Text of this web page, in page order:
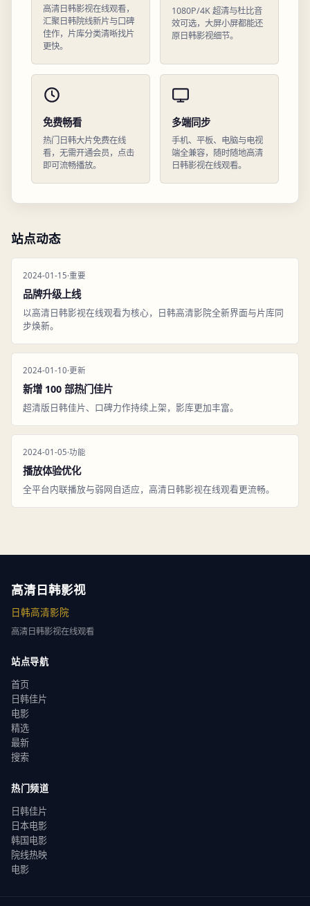
高清日韩影视在线观看，
汇聚日韩院线新片与口碑
佳作，片库分类清晰找片
更快。
1080P/4K 超清与杜比音
效可选，大屏小屏都能还
原日韩影视细节。
免费畅看
热门日韩大片免费在线
看，无需开通会员，点击
即可流畅播放。
多端同步
手机、平板、电脑与电视
端全兼容，随时随地高清
日韩影视在线观看。
站点动态
2024-01-15·重要
品牌升级上线
以高清日韩影视在线观看为核心，日韩高清影院全新界面与片库同
步焕新。
2024-01-10·更新
新增 100 部热门佳片
超清版日韩佳片、口碑力作持续上架，影库更加丰富。
2024-01-05·功能
播放体验优化
全平台内联播放与弱网自适应，高清日韩影视在线观看更流畅。
高清日韩影视
日韩高清影院
高清日韩影视在线观看
站点导航
首页
日韩佳片
电影
精选
最新
搜索
热门频道
日韩佳片
日本电影
韩国电影
院线热映
电影